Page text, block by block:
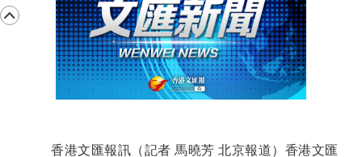
香港文匯報訊（記者 馬曉芳 北京報道）香港文匯